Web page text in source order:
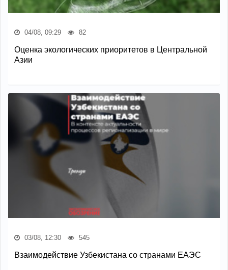
04/08, 09:29 82
Оценка экологических приоритетов в Центральной
Азии
03/08, 12:30 545
Взаимодействие Узбекистана со странами ЕАЭС